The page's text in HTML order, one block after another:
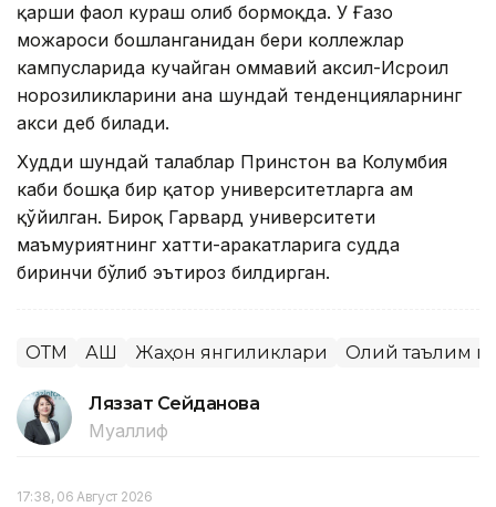
қарши фаол кураш олиб бормоқда. У Ғазо
можароси бошланганидан бери коллежлар
кампусларида кучайган оммавий аксил-Исроил
норозиликларини ана шундай тенденцияларнинг
акси деб билади.
Худди шундай талаблар Принстон ва Колумбия
каби бошқа бир қатор университетларга ҳам
қўйилган. Бироқ Гарвард университети
маъмуриятнинг хатти-ҳаракатларига судда
биринчи бўлиб эътироз билдирган.
ОТМ АҚШ Жаҳон янгиликлари Олий таълим
Ляззат Сейданова
Муаллиф
17:38, 06 Август 2026